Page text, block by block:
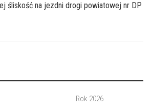
śliskość na jezdni drogi powiatowej nr DP
Rok 2026